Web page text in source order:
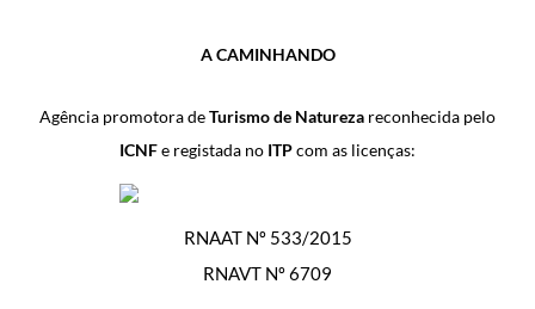
A CAMINHANDO
Agência promotora deTurismo de Natureza reconhecida pelo
ICNFe registada no ITPcom as licenças:
RNAAT Nº 533/2015
RNAVT Nº 6709